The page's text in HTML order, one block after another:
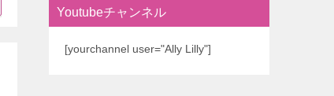
Youtubeチャンネル
[yourchannel user="Ally Lilly"]